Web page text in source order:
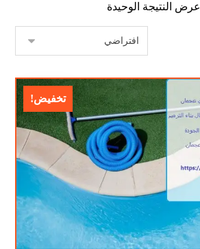
عرض النتيجة الوحيدة
تخفيض!